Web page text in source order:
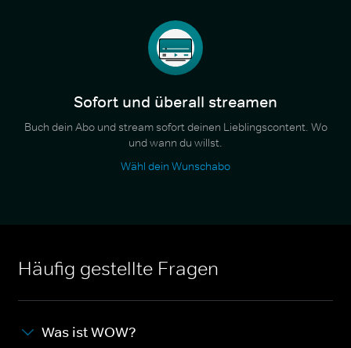
Sofort und überall streamen
Buch dein Abo und stream sofort deinen Lieblingscontent. Wo
und wann du willst.
Wähl dein Wunschabo
Häufig gestellte Fragen
Was ist WOW?